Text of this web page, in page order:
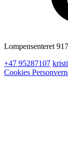
Lompensenteret
+47 95287107
Cookies